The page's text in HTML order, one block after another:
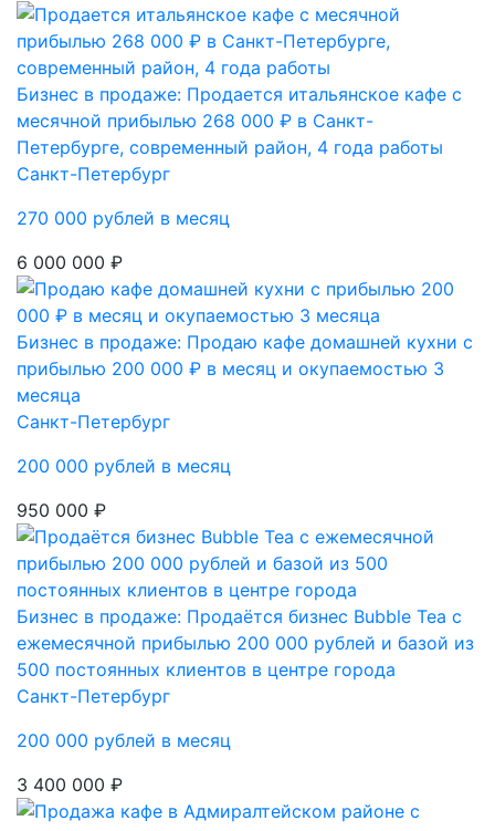
Бизнес в продаже: Продается итальянское кафе с
месячной прибылью 268 000 ₽ в Санкт-
Петербурге, современный район, 4 года работы
Санкт-Петербург
270 000 рублей в месяц
6 000 000 ₽
Бизнес в продаже: Продаю кафе домашней кухни с
прибылью 200 000 ₽ в месяц и окупаемостью 3
месяца
Санкт-Петербург
200 000 рублей в месяц
950 000 ₽
Бизнес в продаже: Продаётся бизнес Bubble Tea с
ежемесячной прибылью 200 000 рублей и базой из
500 постоянных клиентов в центре города
Санкт-Петербург
200 000 рублей в месяц
3 400 000 ₽